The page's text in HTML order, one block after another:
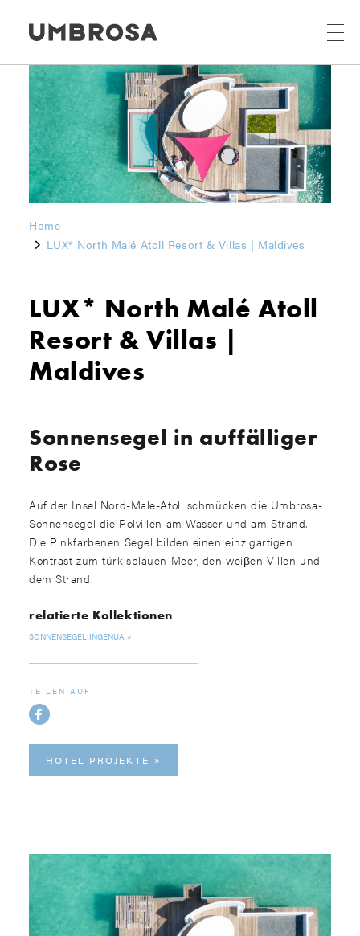
Home
LUX* North Malé Atoll Resort & Villas | Maldives
LUX* North Malé Atoll
Resort & Villas |
Maldives
Sonnensegel in auffälliger
Rose
Auf der Insel Nord-Male-Atoll schmücken die Umbrosa-
Sonnensegel die Polvillen am Wasser und am Strand.
Die Pinkfarbenen Segel bilden einen einzigartigen
Kontrast zum türkisblauen Meer, den weiβen Villen und
dem Strand.
relatierte Kollektionen
SONNENSEGEL INGENUA
TEILEN AUF
HOTEL PROJEKTE